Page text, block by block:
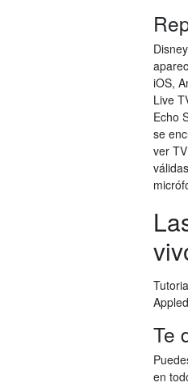
iOS,
Live
Echo
se
ver
Te
en